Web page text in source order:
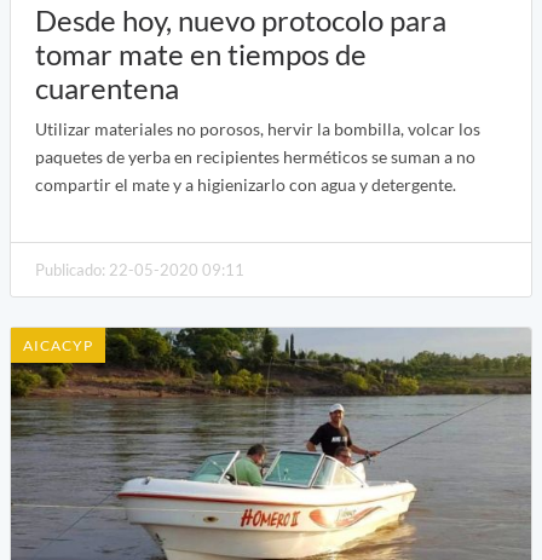
Desde hoy, nuevo protocolo para
tomar mate en tiempos de
cuarentena
Utilizar materiales no porosos, hervir la bombilla, volcar los
paquetes de yerba en recipientes herméticos se suman a no
compartir el mate y a higienizarlo con agua y detergente.
Publicado: 22-05-2020 09:11
AICACYP